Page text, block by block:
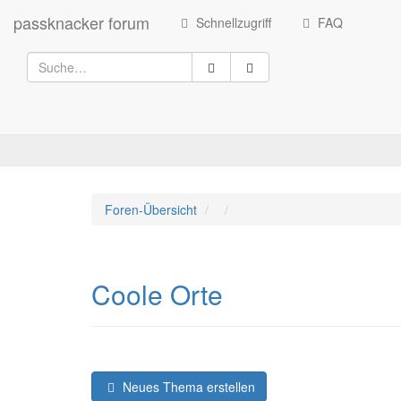
passknacker forum Schnellzugriff FAQ
Foren-Übersicht
Coole Orte
Neues Thema erstellen